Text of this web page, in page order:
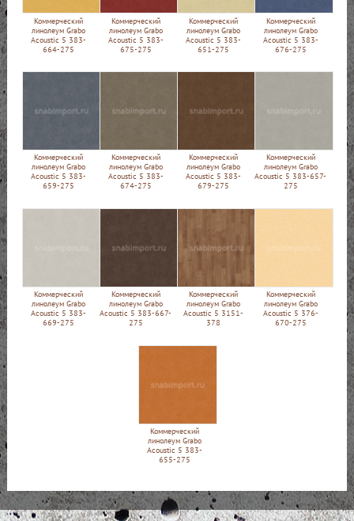
Коммерческий
линолеум Grabo
Acoustic 5 383-
664-275
Коммерческий
линолеум Grabo
Acoustic 5 383-
675-275
Коммерческий
линолеум Grabo
Acoustic 5 383-
651-275
Коммерческий
линолеум Grabo
Acoustic 5 383-
676-275
Коммерческий
линолеум Grabo
Acoustic 5 383-
659-275
Коммерческий
линолеум Grabo
Acoustic 5 383-
674-275
Коммерческий
линолеум Grabo
Acoustic 5 383-
679-275
Коммерческий
линолеум Grabo
Acoustic 5 383-657-
275
Коммерческий
линолеум Grabo
Acoustic 5 383-
669-275
Коммерческий
линолеум Grabo
Acoustic 5 383-667-
275
Коммерческий
линолеум Grabo
Acoustic 5 3151-
378
Коммерческий
линолеум Grabo
Acoustic 5 376-
670-275
Коммерческий
линолеум Grabo
Acoustic 5 383-
655-275